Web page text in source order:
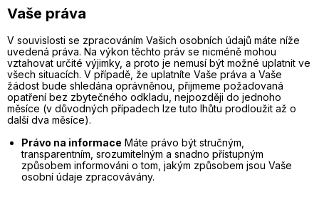
Vaše práva
V souvislosti se zpracováním Vašich osobních údajů máte níže
uvedená práva. Na výkon těchto práv se nicméně mohou
vztahovat určité výjimky, a proto je nemusí být možné uplatnit ve
všech situacích. V případě, že uplatníte Vaše práva a Vaše
žádost bude shledána oprávněnou, přijmeme požadovaná
opatření bez zbytečného odkladu, nejpozději do jednoho
měsíce (v důvodných případech lze tuto lhůtu prodloužit až o
další dva měsíce).
Právo na informace Máte právo být stručným,
transparentním, srozumitelným a snadno přístupným
způsobem informováni o tom, jakým způsobem jsou Vaše
osobní údaje zpracovávány.